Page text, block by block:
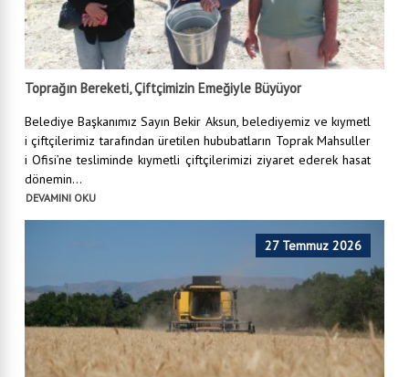
Toprağın Bereketi, Çiftçimizin Emeğiyle Büyüyor
Belediye Başkanımız Sayın Bekir Aksun, belediyemiz ve kıymetl
i çiftçilerimiz tarafından üretilen hububatların Toprak Mahsuller
i Ofisi’ne tesliminde kıymetli çiftçilerimizi ziyaret ederek hasat
dönemin...
DEVAMINI OKU
27 Temmuz 2026